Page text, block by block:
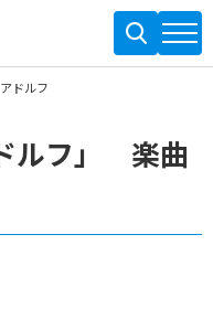
ドルフ
ルフ」 楽曲